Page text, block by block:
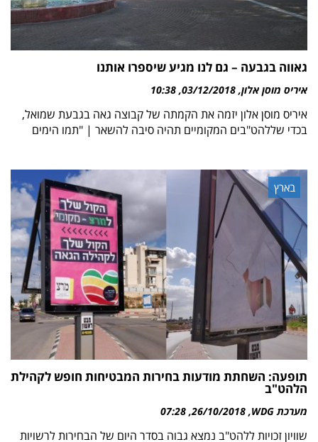
גאווה בגבעה – גם לנו מגיע שיספרו אותנו
איריס מוסן אלון 03/12/2018
10:38
איריס מוסן אלון יזמה את הקמתה של קבוצה גאה בגבעת שמואל,
בכדי שללהט"בים המקומיים תהיה סיבה להשאר | "תמו הימים
בארץ
תופעה: השחתת מודעות בחירות המבטיחות חופש לקהילת
הלהט"ב
מערכת WDG 26/10/2018
07:28
שוויון זכויות ללהט"ב נמצא גבוה בסדר היום של הבחירות לרשויות